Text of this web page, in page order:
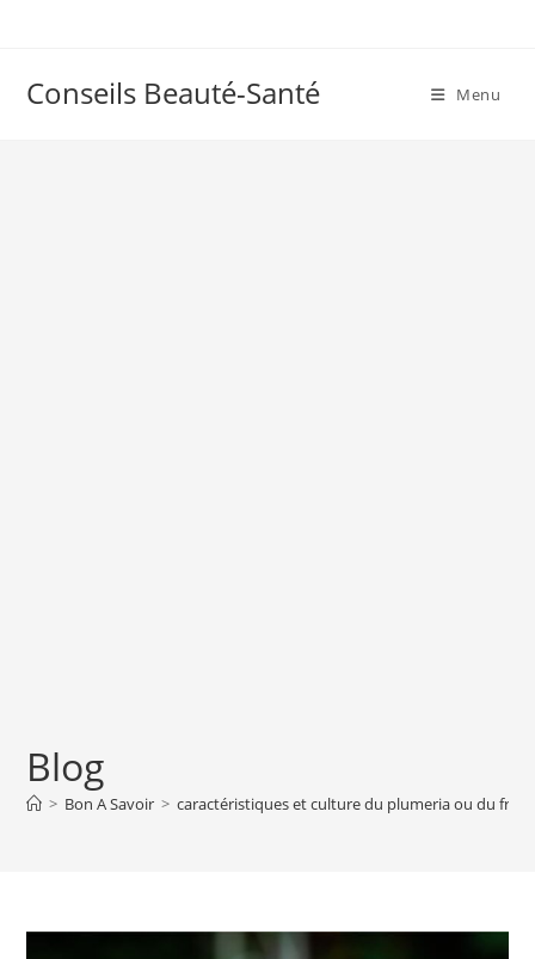
Conseils Beauté-Santé Menu
Blog
> Bon A Savoir > caractéristiques et culture du plumeria ou du